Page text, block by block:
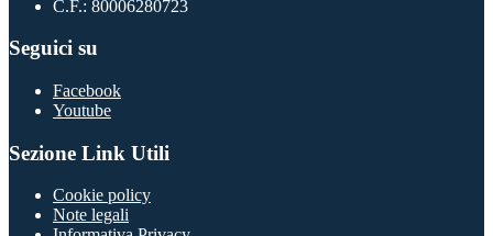
C.F.: 80006280723
Seguici su
Facebook
Youtube
Sezione Link Utili
Cookie policy
Note legali